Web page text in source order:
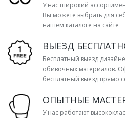
У нас широкий
Вы можете выбрать для
нашем каталоге на сайте
ВЫЕЗД
Бесплатный выезд
обивочных материалов.
бесплатный выезд прямо
ОПЫТНЫЕ
У нас работают